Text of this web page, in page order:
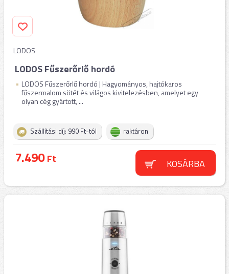
LODOS
LODOS Fűszerőrlő hordó
LODOS Fűszerőrlő hordó | Hagyományos, hajtókaros
fűszermalom sötét és világos kivitelezésben, amelyet egy
olyan cég gyártott, ...
Szállítási díj: 990 Ft-tól raktáron
7.490Ft KOSÁRBA